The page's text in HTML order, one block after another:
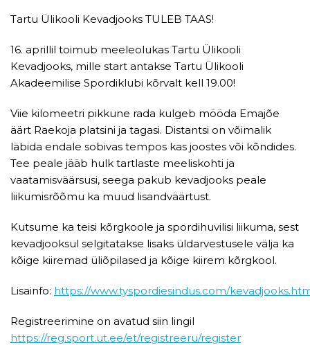
Tartu Ülikooli Kevadjooks TULEB TAAS!
16. aprillil toimub meeleolukas Tartu Ülikooli
Kevadjooks, mille start antakse Tartu Ülikooli
Akadeemilise Spordiklubi kõrvalt kell 19.00!
Viie kilomeetri pikkune rada kulgeb mööda Emajõe
äärt Raekoja platsini ja tagasi. Distantsi on võimalik
läbida endale sobivas tempos kas joostes või kõndides.
Tee peale jääb hulk tartlaste meeliskohti ja
vaatamisväärsusi, seega pakub kevadjooks peale
liikumisrõõmu ka muud lisandväärtust.
Kutsume ka teisi kõrgkoole ja spordihuvilisi liikuma, sest
kevadjooksul selgitatakse lisaks üldarvestusele välja ka
kõige kiiremad üliõpilased ja kõige kiirem kõrgkool.
Lisainfo: https://www.tyspordiesindus.com/
Registreerimine on avatud siin lingil
https://reg.sport.ut.ee/et/registreeru/register